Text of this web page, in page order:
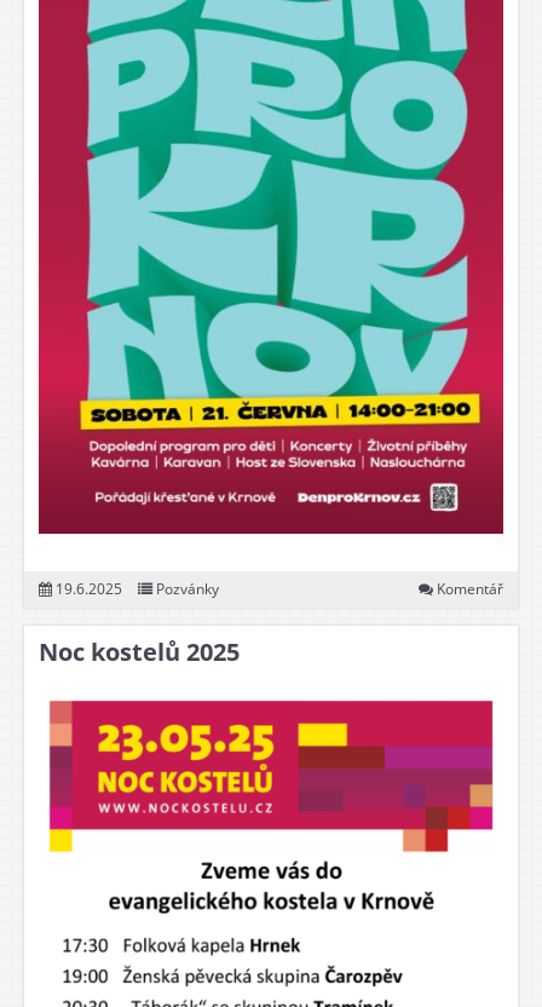
19.6.2025 Pozvánky Komentář
Noc kostelů 2025